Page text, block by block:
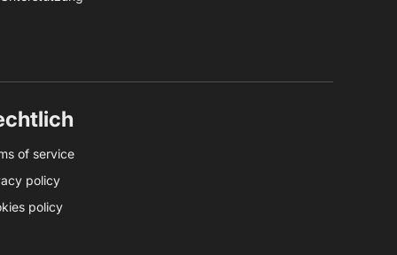
of service
policy
policy